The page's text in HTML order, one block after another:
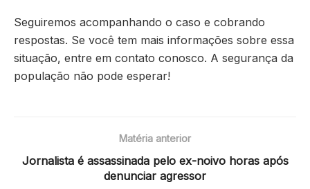
Seguiremos acompanhando o caso e cobrando
respostas. Se você tem mais informações sobre essa
situação, entre em contato conosco. A segurança da
população não pode esperar!
Matéria anterior
Jornalista é assassinada pelo ex-noivo horas após
denunciar agressor